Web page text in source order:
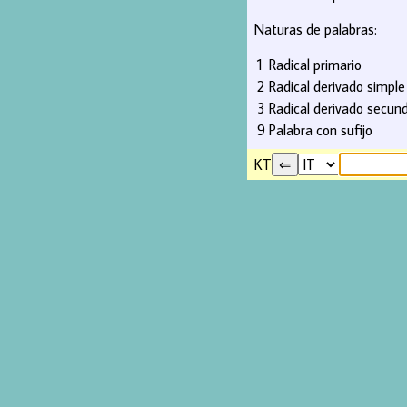
Naturas de palabras:
1 Radical primario
2 Radical derivado simple
3 Radical derivado
9 Palabra con sufijo
KT